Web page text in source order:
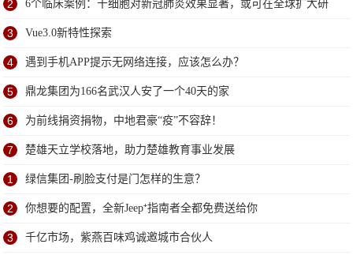
2 6个临床案例：干细胞对新冠肺炎效果显著，或可在全球扩大研
究
3 Vue3.0新特性探索
4 遇到手机APP提示无网络连接，应该怎么办？
5 鼎龙集团为166名武汉人安了一个40天的家
6 为前线捐资捐物，中地君豪“疫”不容辞！
7 楚雄天立学校落地，助力楚雄教育事业发展
1 绿信集团-刷脸支付是门怎样的生意？
2 你想要的配置，全新Jeep⁺指南者全都免费送给你
3 千亿市场，紫燕百味鸡诚邀城市合伙人